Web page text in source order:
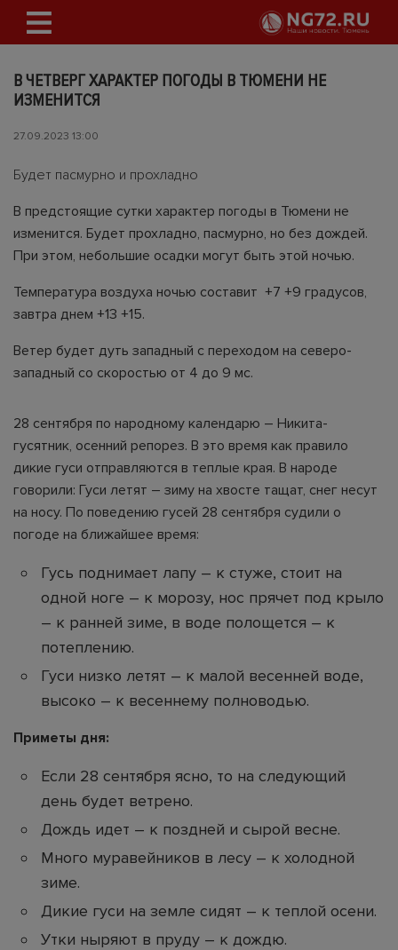
В ЧЕТВЕРГ ХАРАКТЕР ПОГОДЫ В ТЮМЕНИ НЕ
ИЗМЕНИТСЯ
27.09.2023 13:00
Будет пасмурно и прохладно
В предстоящие сутки характер погоды в Тюмени не
изменится. Будет прохладно, пасмурно, но без дождей.
При этом, небольшие осадки могут быть этой ночью.
Температура воздуха ночью составит +7 +9 градусов,
завтра днем +13 +15.
Ветер будет дуть западный с переходом на северо-
западный со скоростью от 4 до 9 мс.
28 сентября по народному календарю – Никита-
гусятник, осенний репорез. В это время как правило
дикие гуси отправляются в теплые края. В народе
говорили: Гуси летят – зиму на хвосте тащат, снег несут
на носу. По поведению гусей 28 сентября судили о
погоде на ближайшее время:
Гусь поднимает лапу – к стуже, стоит на
одной ноге – к морозу, нос прячет под крыло
– к ранней зиме, в воде полощется – к
потеплению.
Гуси низко летят – к малой весенней воде,
высоко – к весеннему полноводью.
Приметы дня:
Если 28 сентября ясно, то на следующий
день будет ветрено.
Дождь идет – к поздней и сырой весне.
Много муравейников в лесу – к холодной
зиме.
Дикие гуси на земле сидят – к теплой осени.
Утки ныряют в пруду – к дождю.